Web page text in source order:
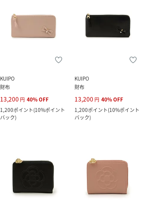
KUIPO
財布
13,200 円 40%OFF
1,200ポイント(10%ポイント
バック)
KUIPO
財布
13,200 円 40%OFF
1,200ポイント(10%ポイント
バック)